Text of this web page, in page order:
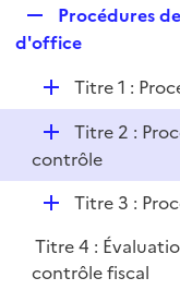
r
i
e
r
e
l
i
e
r
Procédures
d'office
D
é
l
r
Titre 1 :
D
é
p
e
r
Titre 2 :
contrôle
D
p
l
Titre 3 :
Titre 4 :
contrôle fiscal